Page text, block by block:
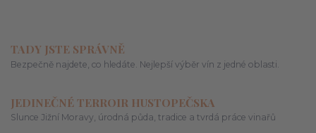
TADY JSTE SPRÁVNĚ
Bezpečně najdete, co hledáte. Nejlepší výběr vín z jedné oblasti.
JEDINEČNÉ TERROIR HUSTOPEČSKA
Slunce Jižní Moravy, úrodná půda, tradice a tvrdá práce vinařů